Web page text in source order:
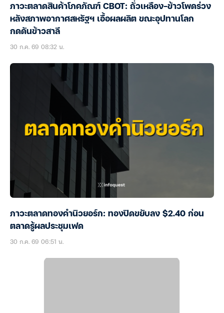
ภาวะตลาดสินค้าโภคภัณฑ์ CBOT: ถั่วเหลือง-ข้าวโพดร่วง
หลังสภาพอากาศสหรัฐฯ เอื้อผลผลิต ขณะอุปทานโลก
กดดันข้าวสาลี
30 ก.ค. 69 08:32 น.
ภาวะตลาดทองคำนิวยอร์ก: ทองปิดขยับลง $2.40 ก่อน
ตลาดรู้ผลประชุมเฟด
30 ก.ค. 69 06:51 น.